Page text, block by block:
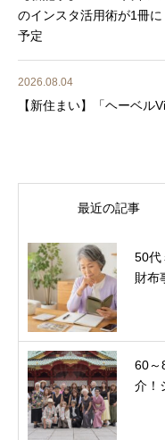
のインスタ活用術が1冊
予定
2026.08.04
【新住まい】「ヘーベル
最近の記事
50代
財布
60～
介！